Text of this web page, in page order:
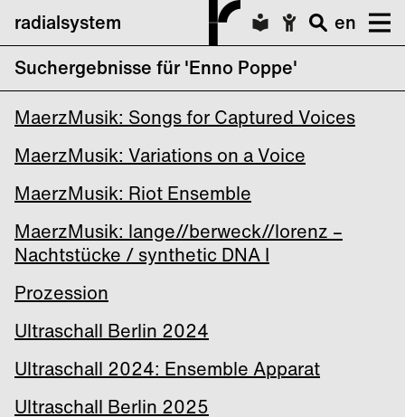
radialsystem
en
Suchergebnisse für 'Enno Poppe'
MaerzMusik: Grenzraum HÖREN 17
MaerzMusik: Songs for Captured Voices
MaerzMusik: Variations on a Voice
MaerzMusik: Riot Ensemble
MaerzMusik: lange//berweck//lorenz –
Nachtstücke / synthetic DNA I
Prozession
Ultraschall Berlin 2024
Ultraschall 2024: Ensemble Apparat
Ultraschall Berlin 2025